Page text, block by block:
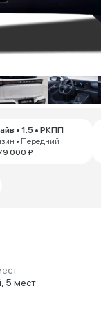
• 1.5 • РКПП
• Передний
000 ₽
5 мест